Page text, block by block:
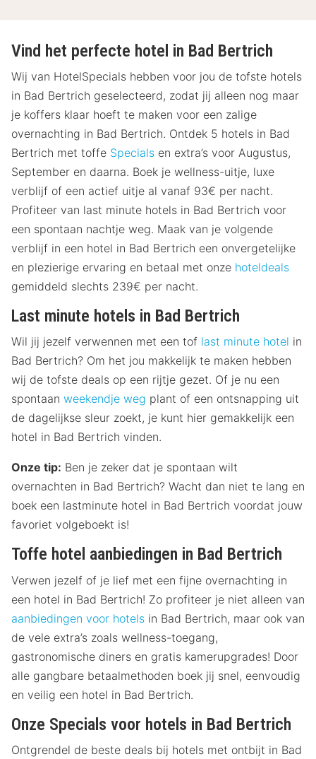
Vind het perfecte hotel in Bad Bertrich
Wij van HotelSpecials hebben voor jou de tofste hotels
in Bad Bertrich geselecteerd, zodat jij alleen nog maar
je koffers klaar hoeft te maken voor een zalige
overnachting in Bad Bertrich. Ontdek 5 hotels in Bad
Bertrich met toffe Specials en extra’s voor Augustus,
September en daarna. Boek je wellness-uitje, luxe
verblijf of een actief uitje al vanaf 93€ per nacht.
Profiteer van last minute hotels in Bad Bertrich voor
een spontaan nachtje weg. Maak van je volgende
verblijf in een hotel in Bad Bertrich een onvergetelijke
en plezierige ervaring en betaal met onze hoteldeals
gemiddeld slechts 239€ per nacht.
Last minute hotels in Bad Bertrich
Wil jij jezelf verwennen met een tof last minute hotel in
Bad Bertrich? Om het jou makkelijk te maken hebben
wij de tofste deals op een rijtje gezet. Of je nu een
spontaan weekendje weg plant of een ontsnapping uit
de dagelijkse sleur zoekt, je kunt hier gemakkelijk een
hotel in Bad Bertrich vinden.
Onze tip: Ben je zeker dat je spontaan wilt
overnachten in Bad Bertrich? Wacht dan niet te lang en
boek een lastminute hotel in Bad Bertrich voordat jouw
favoriet volgeboekt is!
Toffe hotel aanbiedingen in Bad Bertrich
Verwen jezelf of je lief met een fijne overnachting in
een hotel in Bad Bertrich! Zo profiteer je niet alleen van
aanbiedingen voor hotels in Bad Bertrich, maar ook van
de vele extra’s zoals wellness-toegang,
gastronomische diners en gratis kamerupgrades! Door
alle gangbare betaalmethoden boek jij snel, eenvoudig
en veilig een hotel in Bad Bertrich.
Onze Specials voor hotels in Bad Bertrich
Ontgrendel de beste deals bij hotels met ontbijt in Bad